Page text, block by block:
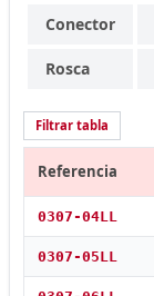
Conector
Rosca
Filtrar tabla
Referencia
0307-04LL
0307-05LL